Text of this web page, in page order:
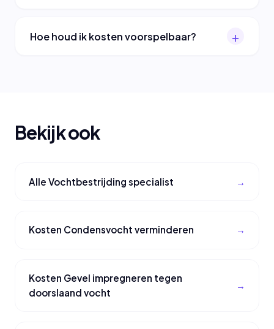
Hoe houd ik kosten voorspelbaar?
Bekijk ook
Alle Vochtbestrijding specialist
Kosten Condensvocht verminderen
Kosten Gevel impregneren tegen
doorslaand vocht